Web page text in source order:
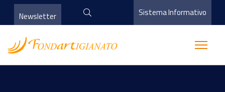
Newsletter Sistema Informativo